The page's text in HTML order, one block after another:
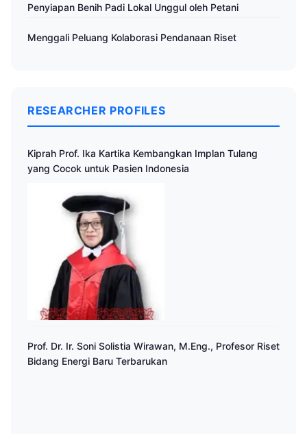
Penyiapan Benih Padi Lokal Unggul oleh Petani
Menggali Peluang Kolaborasi Pendanaan Riset
RESEARCHER PROFILES
Kiprah Prof. Ika Kartika Kembangkan Implan Tulang
yang Cocok untuk Pasien Indonesia
Prof. Dr. Ir. Soni Solistia Wirawan, M.Eng., Profesor Riset
Bidang Energi Baru Terbarukan